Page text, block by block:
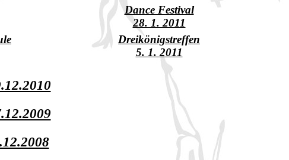
Dance Festival
28. 1. 2011
Dreikönigstreffen
5. 1. 2011